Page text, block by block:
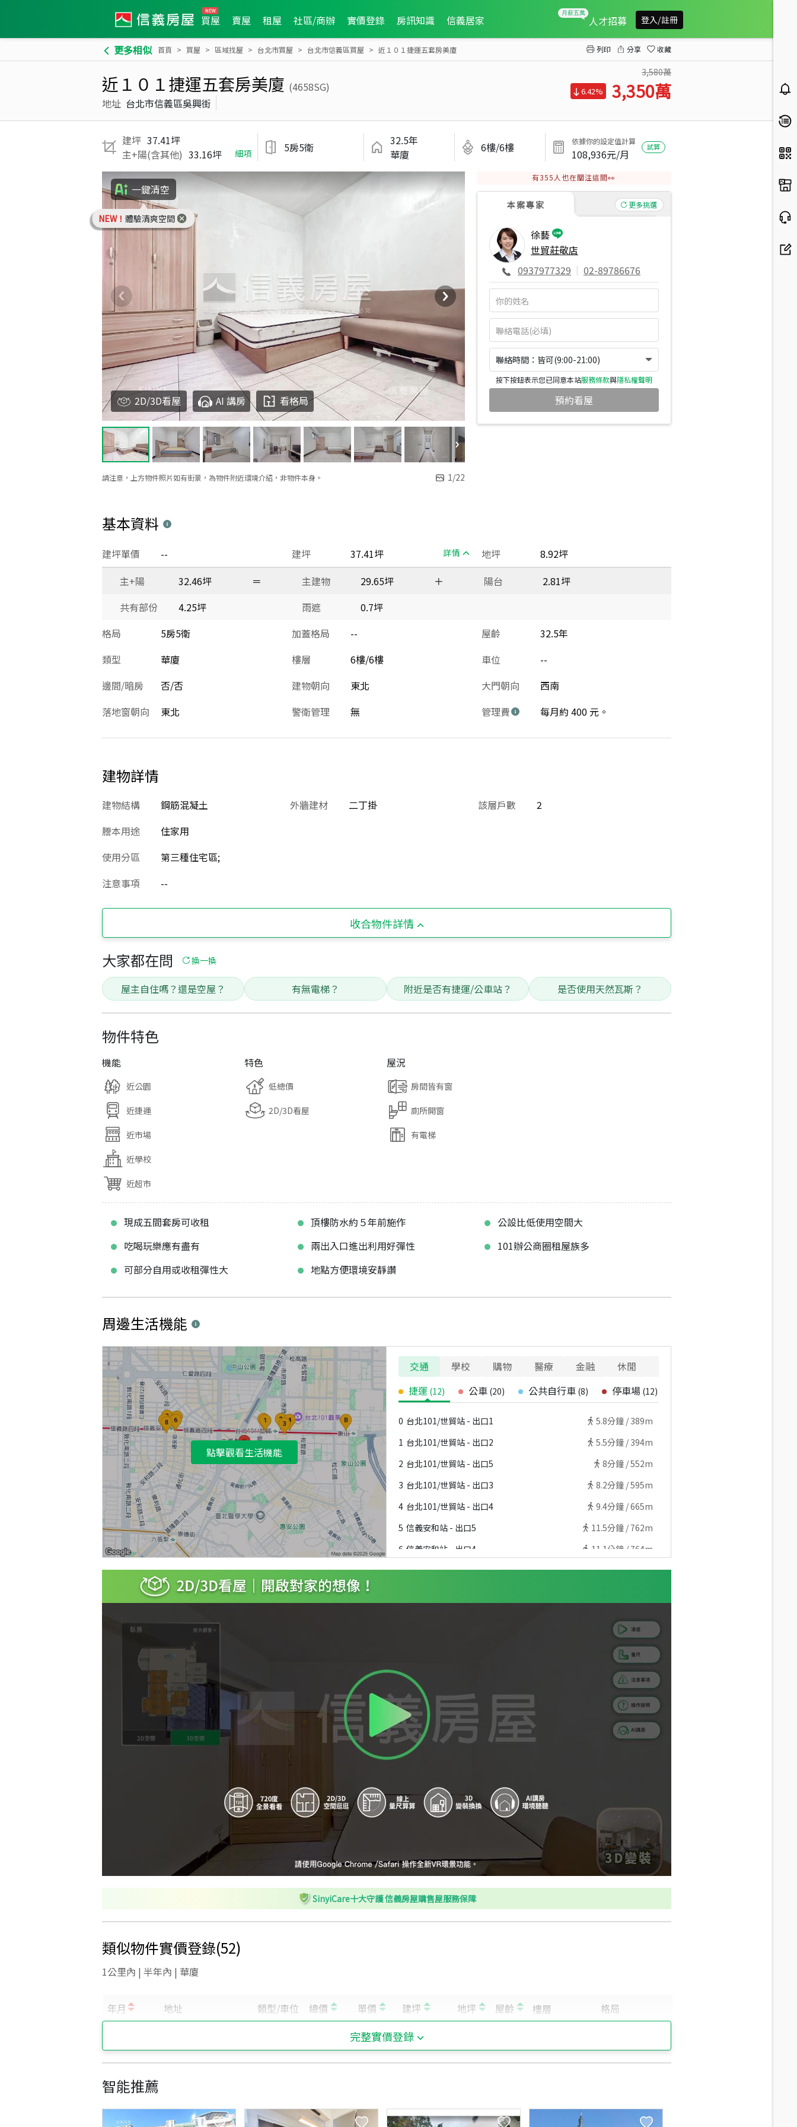
買屋 賣屋 租屋 社區/商辦 實價登錄 房訊知識 信義居家 人才招募 登入/註冊
更多相似 首頁 買屋 區域找屋 台北市買屋 台北市信義區買屋 近１０１捷運五套房美廈 列印 分享 收藏
近１０１捷運五套房美廈 (4658SG)
地址 台北市信義區吳興街
3,580萬
6.42% 3,350萬
建坪 37.41坪
主+陽(含其他) 33.16坪 細項 5房5衛
32.5年
華廈
6樓/6樓 依據你的設定值計算
108,936元/月
試算
一鍵清空
NEW！ 體驗清爽空間
請注意，上方物件照片如有街景，為物件附近環境介紹，非物件本身。 1/22
2D/3D看屋 AI 講房 看格局
有355 人也在關注這間👀
本案專家 更多挑選
徐藝
世貿莊敬店
0937977329 | 02-89786676
聯絡時間：皆可(9:00-21:00)
按下按鈕表示您已同意本站服務條款與隱私權聲明
預約看屋
基本資料
建坪 37.41坪 詳情
建坪單價 -- 地坪
8.92坪
主+陽
32.46坪 ＝ 主建物 29.65坪 ＋ 陽台
2.81坪
共有部份
4.25坪 雨遮
0.7坪
格局
5房5衛 加蓋格局 -- 屋齡
32.5年
類型
華廈 樓層 6樓/6樓 車位
--
邊間/暗房
否/否 建物朝向 東北 大門朝向
西南
落地窗朝向
東北 警衛管理 無 管理費 每月約 400 元。
建物詳情
建物結構 鋼筋混凝土 外牆建材 二丁掛 該層戶數
2
謄本用途
住家用
使用分區
第三種住宅區;
注意事項
--
收合物件詳情
大家都在問 換一換
屋主自住嗎？還是空屋？ 有無電梯？ 附近是否有捷運/公車站？ 是否使用天然瓦斯？
物件特色
機能
近公園
近捷運
近市場
近學校
近超市
特色
低總價
2D/3D看屋
屋況
房間皆有窗
廁所開窗
有電梯
現成五間套房可收租 頂樓防水約５年前施作
公設比低使用空間大
吃喝玩樂應有盡有
兩出入口進出利用好彈性
101辦公商圈租屋族多
可部分自用或收租彈性大
地點方便環境安靜讚
周邊生活機能
點擊觀看生活機能
交通 學校 購物 醫療 金融 休閒
捷運 (12) 公車 (20) 公共自行車 (8) 停車場 (12)
0 台北101/世貿站 - 出口1 5.8分鐘 / 389m
1 台北101/世貿站 - 出口2 5.5分鐘 / 394m
2 台北101/世貿站 - 出口5 8分鐘 /552m
3 台北101/世貿站 - 出口3 8.2分鐘 /595m
4 台北101/世貿站 - 出口4 9.4分鐘 /665m
5 信義安和站 - 出口5 11.5分鐘 / 762m
6 信義安和站 - 出口4 11.1分鐘 / 764m
7 信義安和站 - 出口3 11.1分鐘 /764m
分鐘 /848m
分鐘 /1191m
SinyiCare十大守護 信義房屋購售屋服務保障
類似物件實價登錄(52)
1公里內 | 半年內 | 華廈
完整實價登錄
智能推薦